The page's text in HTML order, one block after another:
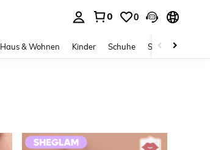
0 0
Haus & Wohnen Kinder Schuhe Schmuck &